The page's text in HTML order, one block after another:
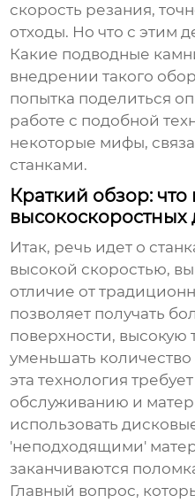
скорость резания,
отходы. Но что с этим
Какие подводные
внедрении такого
попытка поделиться
работе с подобной
некоторые мифы,
станками.
Краткий обзор: что
высокоскоростных
Итак, речь идет о
высокой скоростью,
отличие от
позволяет получать
поверхности, высокую
уменьшать
эта технология
обслуживанию и
использовать
'неподходящими'
заканчиваются
Главный вопрос,